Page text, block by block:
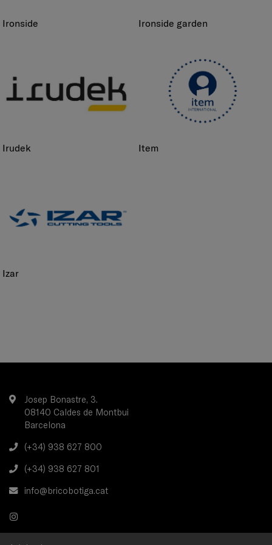
ironside ironside garden
irudek item
izar
Josep Bonastre, 3.
08140 Caldes de Montbui
Barcelona
(+34) 938 627 800
(+34) 938 627 801
info@bricobotiga.cat